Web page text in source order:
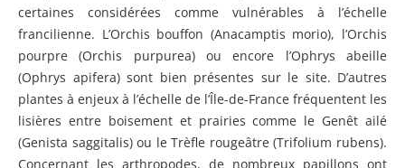
certaines considérées comme vulnérables à l’échelle
francilienne. L’Orchis bouffon (Anacamptis morio), l’Orchis
pourpre (Orchis purpurea) ou encore l’Ophrys abeille
(Ophrys apifera) sont bien présentes sur le site. D’autres
plantes à enjeux à l’échelle de l’Île-de-France fréquentent les
lisières entre boisement et prairies comme le Genêt ailé
(Genista saggitalis) ou le Trèfle rougeâtre (Trifolium rubens).
Concernant les arthropodes, de nombreux papillons ont